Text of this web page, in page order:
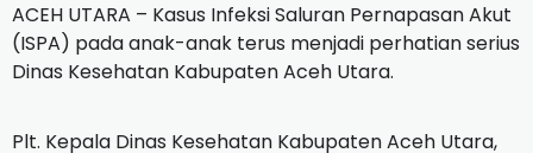
ACEH UTARA – Kasus Infeksi Saluran Pernapasan Akut
(ISPA) pada anak-anak terus menjadi perhatian serius
Dinas Kesehatan Kabupaten Aceh Utara.
Plt. Kepala Dinas Kesehatan Kabupaten Aceh Utara,